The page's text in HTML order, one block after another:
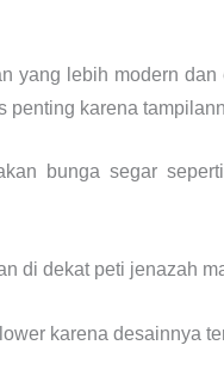
yang lebih modern
penting karena
bunga segar
di dekat peti jenazah
karena desainnya